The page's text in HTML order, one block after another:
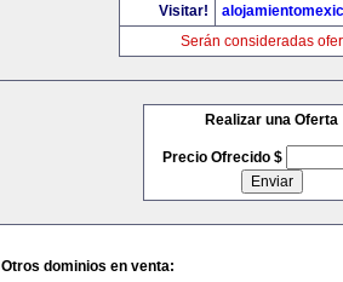
Visitar!
Serán consideradas
Realizar una Oferta
Precio Ofrecido $
Otros dominios en venta: